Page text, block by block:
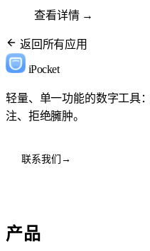
查看详情 →
返回所有应用
iPocket
轻量、单一功能的数字工具
注、拒绝臃肿。
联系我们 →
产品